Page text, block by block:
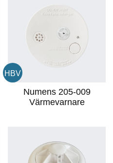
HBV
Numens 205-009
Värmevarnare